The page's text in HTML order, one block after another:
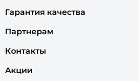
Гарантия качества
Партнерам
Контакты
Акции